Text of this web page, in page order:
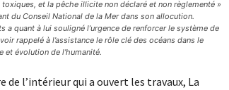
et la pêche illicite non déclaré et non règlementé »
du Conseil National de la Mer dans son allocution.
quant à lui souligné l’urgence de renforcer le système de
rappelé à l’assistance le rôle clé des océans dans le
et évolution de l’humanité.
l’intérieur qui a ouvert les travaux, La